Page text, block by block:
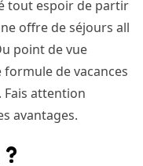
tout espoir de partir
offre de séjours all
point de vue
de vacances
attention
avantages.